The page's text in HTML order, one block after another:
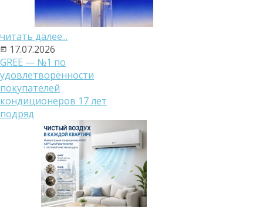
читать далее...
17.07.2026
GREE — №1 по
удовлетворённости
покупателей
кондиционеров 17 лет
подряд